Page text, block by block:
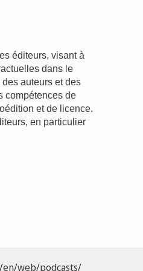
éditeurs, visant à
dans le
auteurs et des
compétences de
et de licence.
en particulier
web/podcasts/